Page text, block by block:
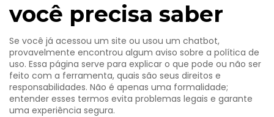
você precisa saber
Se você já acessou um site ou usou um chatbot,
provavelmente encontrou algum aviso sobre a política de
uso. Essa página serve para explicar o que pode ou não ser
feito com a ferramenta, quais são seus direitos e
responsabilidades. Não é apenas uma formalidade;
entender esses termos evita problemas legais e garante
uma experiência segura.